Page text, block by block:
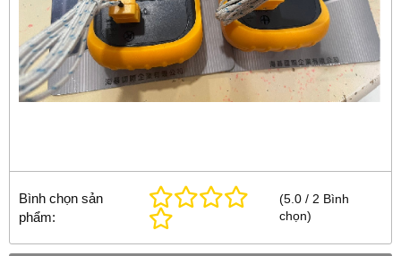
Bình chọn sản
phẩm:
(5.0 / 2 Bình
chọn)